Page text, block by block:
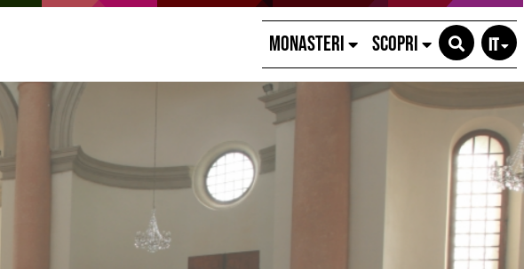
MONASTERI SCOPRI IT